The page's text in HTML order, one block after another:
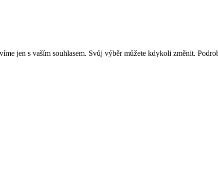
jen s vaším souhlasem. Svůj výběr můžete kdykoli změnit.